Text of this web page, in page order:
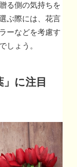
る側の気持ちを
ぶ際には、花言
ーなどを考慮す
しょう。
に注目